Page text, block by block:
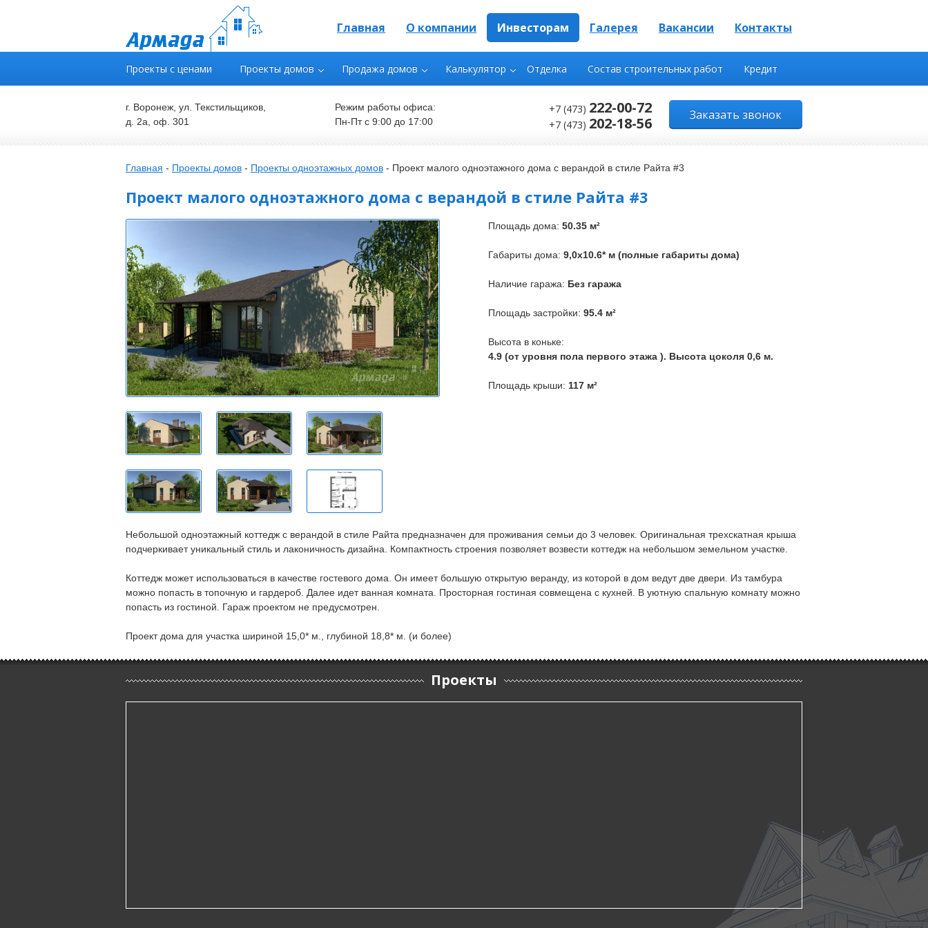
Главная О компании Инвесторам Галерея Вакансии Контакты
Проекты с ценами Проекты домов Продажа домов Калькулятор Отделка Состав строительных работ Кредит
г. Воронеж, ул. Текстильщиков,
д. 2а, оф. 301
Режим работы офиса:
Пн-Пт с 9:00 до 17:00
Заказать звонок
+7 (473) 222-00-72
+7 (473) 202-18-56
Главная - Проекты домов - Проекты одноэтажных домов - Проект малого одноэтажного дома с верандой в стиле Райта #3
Проект малого одноэтажного дома с верандой в стиле Райта #3
Площадь дома: 50.35 м²
Габариты дома: 9,0x10.6* м (полные габариты дома)
Наличие гаража: Без гаража
Площадь застройки: 95.4 м²
Высота в коньке:
4.9 (от уровня пола первого этажа ). Высота цоколя 0,6 м.
Площадь крыши: 117 м²
Небольшой одноэтажный коттедж с верандой в стиле Райта предназначен для проживания семьи до 3 человек. Оригинальная трехскатная крыша
подчеркивает уникальный стиль и лаконичность дизайна. Компактность строения позволяет возвести коттедж на небольшом земельном участке.
Коттедж может использоваться в качестве гостевого дома. Он имеет большую открытую веранду, из которой в дом ведут две двери. Из тамбура
можно попасть в топочную и гардероб. Далее идет ванная комната. Просторная гостиная совмещена с кухней. В уютную спальную комнату можно
попасть из гостиной. Гараж проектом не предусмотрен.
Проект дома для участка шириной 15,0* м., глубиной 18,8* м. (и более)
Проекты